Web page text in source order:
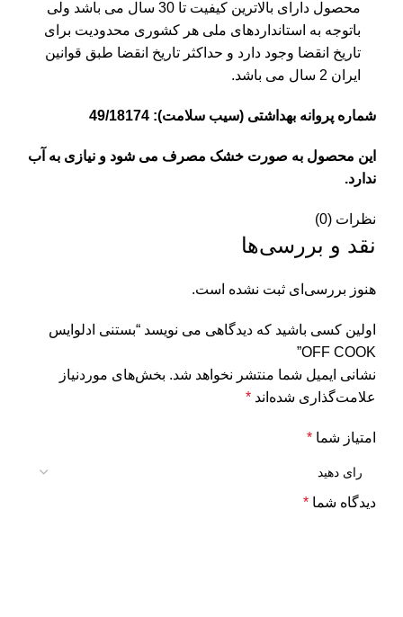
محصول دارای بالاترین کیفیت تا 30 سال می باشد ولی
باتوجه به استانداردهای ملی هر کشوری محدودیت برای
تاریخ انقضا وجود دارد و حداکثر تاریخ انقضا طبق قوانین
ایران 2 سال می باشد.
شماره پروانه بهداشتی (سیب سلامت): 49/18174
این محصول به صورت خشک مصرف می شود و نیازی به آب
ندارد.
نظرات (0)
نقد و بررسی‌ها
هنوز بررسی‌ای ثبت نشده است.
اولین کسی باشید که دیدگاهی می نویسد “بستنی ادلوایس
OFF COOK”
نشانی ایمیل شما منتشر نخواهد شد. بخش‌های موردنیاز
علامت‌گذاری شده‌اند *
امتیاز شما *
دیدگاه شما *